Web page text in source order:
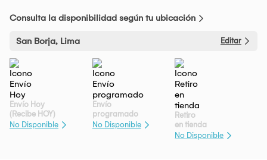
Consulta la disponibilidad según tu ubicación
San Borja, Lima Editar
Envío Hoy
(Recibe HOY)
No Disponible
Envío
programado
No Disponible
Retiro
en tienda
No Disponible